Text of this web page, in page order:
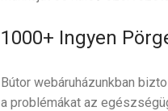
1000+ Ingyen
Bútor webáruházunkban
a problémákat az